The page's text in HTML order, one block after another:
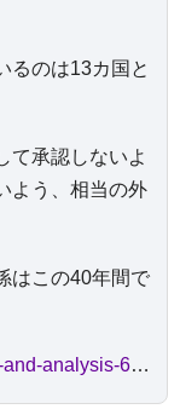
るのは13カ国と
て承認しないよ
よう、相当の外
はこの40年間で
https://www.bbc.com/japanese/features-and-analysis-62403702